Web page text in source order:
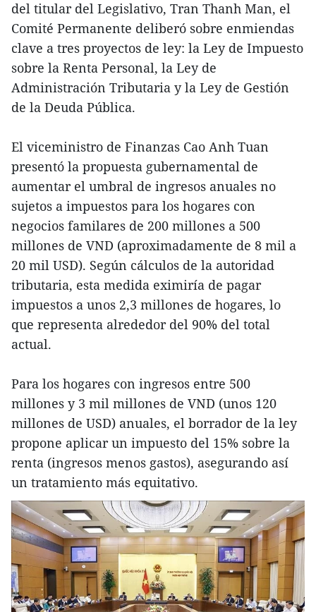
del titular del Legislativo, Tran Thanh Man, el
Comité Permanente deliberó sobre enmiendas
clave a tres proyectos de ley: la Ley de Impuesto
sobre la Renta Personal, la Ley de
Administración Tributaria y la Ley de Gestión
de la Deuda Pública.
El viceministro de Finanzas Cao Anh Tuan
presentó la propuesta gubernamental de
aumentar el umbral de ingresos anuales no
sujetos a impuestos para los hogares con
negocios familares de 200 millones a 500
millones de VND (aproximadamente de 8 mil a
20 mil USD). Según cálculos de la autoridad
tributaria, esta medida eximiría de pagar
impuestos a unos 2,3 millones de hogares, lo
que representa alrededor del 90% del total
actual.
Para los hogares con ingresos entre 500
millones y 3 mil millones de VND (unos 120
millones de USD) anuales, el borrador de la ley
propone aplicar un impuesto del 15% sobre la
renta (ingresos menos gastos), asegurando así
un tratamiento más equitativo.